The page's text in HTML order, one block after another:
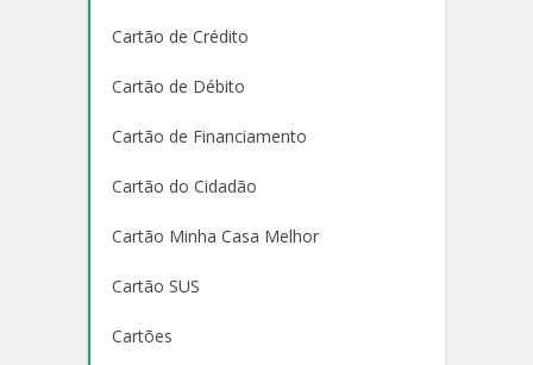
Cartão de Crédito
Cartão de Débito
Cartão de Financiamento
Cartão do Cidadão
Cartão Minha Casa Melhor
Cartão SUS
Cartões